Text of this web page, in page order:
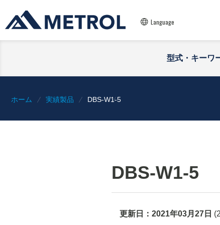
Language
型式・キーワ
ホーム 実績製品 DBS-W1-5
DBS-W1-5
更新日： 2021年03月27日 (